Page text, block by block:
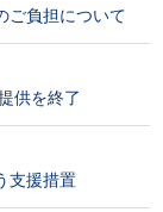
ご負担について
供を終了
支援措置